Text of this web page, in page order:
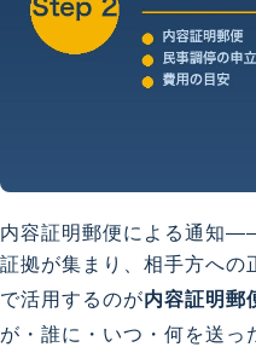
内容証明郵便による通知
証拠が集まり、相手方への
で活用するのが内容証明郵
が・誰に・いつ・何を送っ